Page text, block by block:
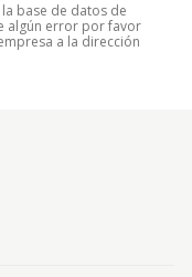
base de datos de
algún error por favor
a la dirección